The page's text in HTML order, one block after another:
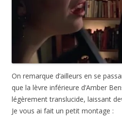
On remarque d’ailleurs en se
que la lèvre inférieure d’Amber
légèrement translucide, laissant
Je vous ai fait un petit montage :